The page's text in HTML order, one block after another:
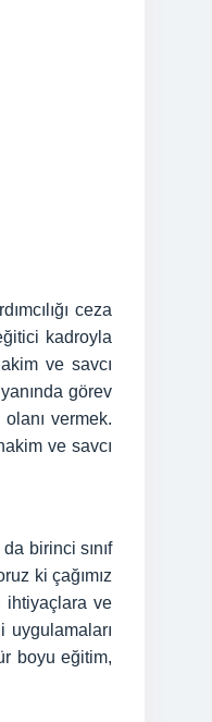
ceza
kadroyla
ve savcı
görev
vermek.
ve savcı
birinci sınıf
ki çağımız
ihtiyaçlara ve
uygulamaları
boyu eğitim,